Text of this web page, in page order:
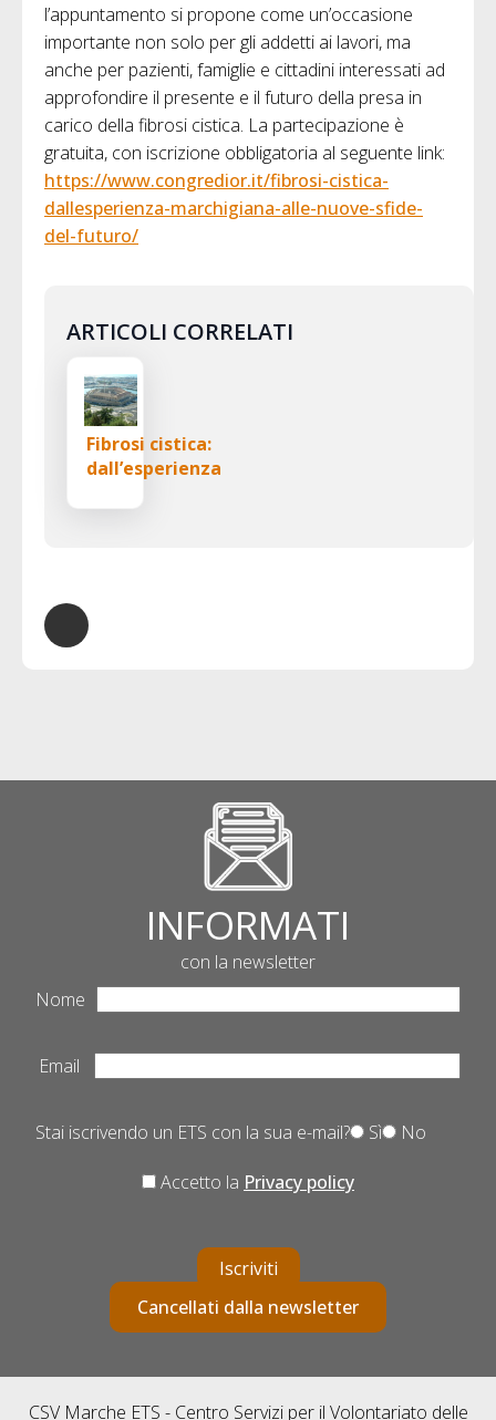
l’appuntamento si propone come un’occasione
importante non solo per gli addetti ai lavori, ma
anche per pazienti, famiglie e cittadini interessati ad
approfondire il presente e il futuro della presa in
carico della fibrosi cistica. La partecipazione è
gratuita, con iscrizione obbligatoria al seguente link:
https://www.congredior.it/fibrosi-cistica-
dallesperienza-marchigiana-alle-nuove-sfide-
del-futuro/
ARTICOLI CORRELATI
Fibrosi cistica:
dall’esperienza
INFORMATI
con la newsletter
Nome
Email
Stai iscrivendo un ETS con la sua e-mail? Sì No
Accetto la Privacy policy
Iscriviti
Cancellati dalla newsletter
CSV Marche ETS - Centro Servizi per il Volontariato delle